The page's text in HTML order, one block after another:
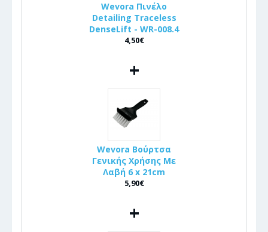
Wevora Πινέλo
Detailing Traceless
DenseLift - WR-008.4
4,50€
+
Wevora Βούρτσα
Γενικής Χρήσης Με
Λαβή 6 x 21cm
5,90€
+